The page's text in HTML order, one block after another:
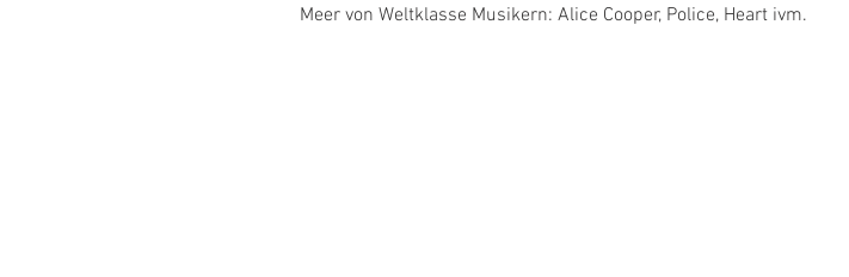
Meer von Weltklasse Musikern: Alice Cooper, Police, Heart ivm.